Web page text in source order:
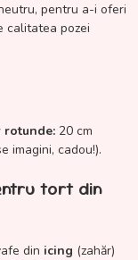
pentru a-i oferi
calitatea pozei
rotunde: 20 cm
imagini, cadou!).
tort din
din icing (zahăr)